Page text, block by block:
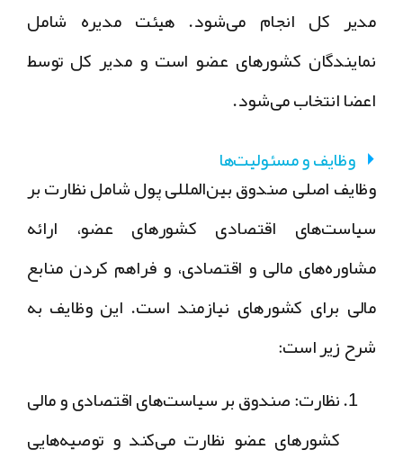
مدیر کل انجام می‌شود. هیئت مدیره شامل
نمایندگان کشورهای عضو است و مدیر کل توسط
اعضا انتخاب می‌شود.
وظایف و مسئولیت‌ها
وظایف اصلی صندوق بین‌المللی پول شامل نظارت بر
سیاست‌های اقتصادی کشورهای عضو، ارائه
مشاوره‌های مالی و اقتصادی، و فراهم کردن منابع
مالی برای کشورهای نیازمند است. این وظایف به
شرح زیر است:
نظارت:صندوق بر سیاست‌های اقتصادی و مالی
کشورهای عضو نظارت می‌کند و توصیه‌هایی